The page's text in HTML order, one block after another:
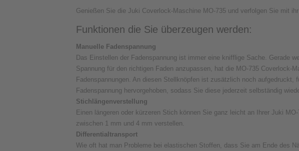
Genießen Sie die Juki Coverlock-Maschine MO-735 und verfolgen Sie mit
Funktionen die Sie überzeugen werden:
Manuelle Fadenspannung
Das Einstellen der Fadenspannung ist immer eine knifflige Sache. Gerade
Spannung für den richtigen Faden anzupassen, hat die MO-735 Coverlock-
Fadenspannungen. An diesen Stellknöpfen ist zusätzlich noch
Fadenspannung hervorgehoben, sodass Sie diese jederzeit selbständig
Stichlängenverstellung
Einen längeren oder kürzeren Stich können Sie ganz leicht an Ihrer Juki
zwischen 1 mm und 4 mm verstellen.
Differentialtransport
Wie oft hat man Probleme bei elastischen Stoffen, dass Sie am Ende des